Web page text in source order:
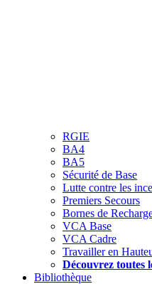
RGIE
BA4
BA5
Sécurité de Base
Lutte contre les
Premiers Secours
Bornes de
VCA Base
VCA Cadre
Travailler en
Découvrez toutes
Bibliothèque